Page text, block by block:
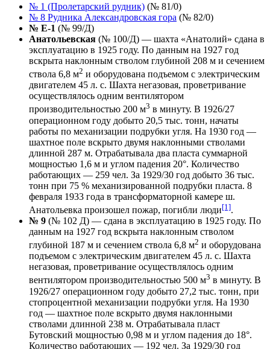
№ 1 (Пролетарский рудник) (№ 81/0)
№ 8 Рудника Александровская гора (№ 82/0)
№ Е-1 (№ 99/Д)
Анатольевская (№ 100/Д) — шахта «Анатолий» сдана в
эксплуатацию в 1925 году. По данным на 1927 год
вскрыта наклонным стволом глубиной 208 м и сечением
ствола 6,8 м2 и оборудована подъемом с электрическим
двигателем 45 л. с. Шахта негазовая, проветривание
осуществлялось одним вентилятором
производительностью 200 м3 в минуту. В 1926/27
операционном году добыто 20,5 тыс. тонн, начаты
работы по механизации подрубки угля. На 1930 год —
шахтное поле вскрыто двумя наклонными стволами
длинной 287 м. Отрабатывала два пласта суммарной
мощностью 1,6 м и углом падения 20°. Количество
работающих — 259 чел. За 1929/30 год добыто 36 тыс.
тонн при 75 % механизированной подрубки пласта. 8
февраля 1933 года в трансформаторной камере ш.
Анатольевка произошел пожар, погибли люди[1].
№ 9 (№ 102 Д) — сдана в эксплуатацию в 1925 году. По
данным на 1927 год вскрыта наклонным стволом
глубиной 187 м и сечением ствола 6,8 м2 и оборудована
подъемом с электрическим двигателем 45 л. с. Шахта
негазовая, проветривание осуществлялось одним
вентилятором производительностью 500 м3 в минуту. В
1926/27 операционном году добыто 27,2 тыс. тонн, при
стопроцентной механизации подрубки угля. На 1930
год — шахтное поле вскрыто двумя наклонными
стволами длинной 238 м. Отрабатывала пласт
Бутовский мощностью 0,98 м и углом падения до 18°.
Количество работающих — 192 чел. За 1929/30 год